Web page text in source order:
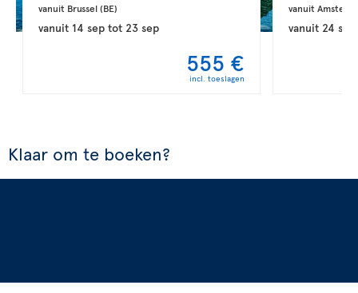
vanuit Brussel (BE)
vanuit 14 septot 23 sep
555 €
incl. toeslagen
vanuit
vanuit 24 sep
Klaar om te boeken?